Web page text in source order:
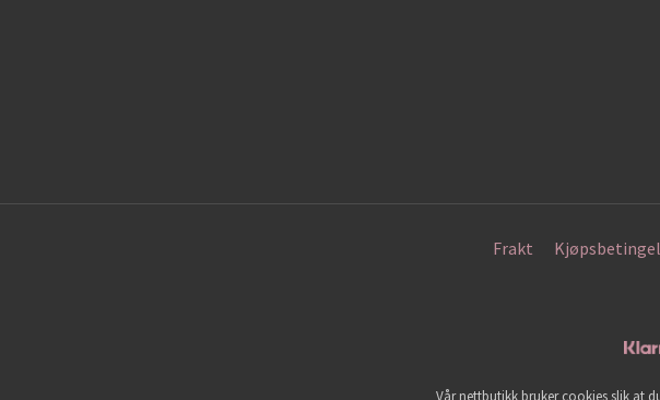
Frakt
Vår nettbutikk bruker cookies slik at